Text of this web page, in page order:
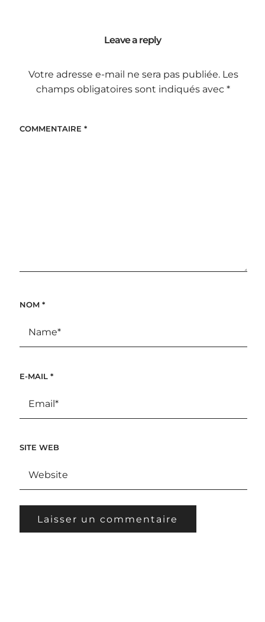
Leave a reply
Votre adresse e-mail ne sera pas publiée. Les
champs obligatoires sont indiqués avec*
COMMENTAIRE *
NOM *
E-MAIL *
SITE WEB